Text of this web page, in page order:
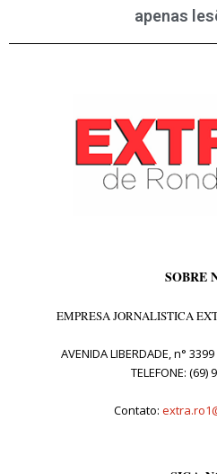
apenas
SOBRE
EMPRESA JORNALISTICA
AVENIDA LIBERDADE, n°
TELEFONE: (69)
Contato: